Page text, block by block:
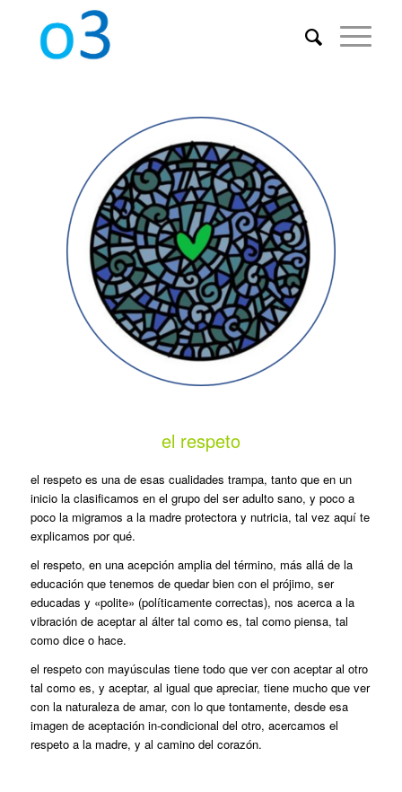
el respeto
el respeto es una de esas cualidades trampa, tanto que en un
inicio la clasificamos en el grupo del ser adulto sano, y poco a
poco la migramos a la madre protectora y nutricia, tal vez aquí te
explicamos por qué.
el respeto, en una acepción amplia del término, más allá de la
educación que tenemos de quedar bien con el prójimo, ser
educadas y «polite» (políticamente correctas), nos acerca a la
vibración de aceptar al álter tal como es, tal como piensa, tal
como dice o hace.
el respeto con mayúsculas tiene todo que ver con aceptar al otro
tal como es, y aceptar, al igual que apreciar, tiene mucho que ver
con la naturaleza de amar, con lo que tontamente, desde esa
imagen de aceptación in-condicional del otro, acercamos el
respeto a la madre, y al camino del corazón.